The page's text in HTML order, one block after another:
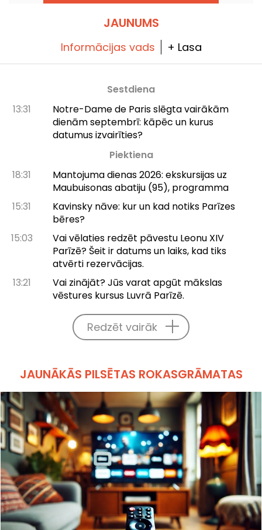
JAUNUMS
Informācijas vads + Lasa
Sestdiena
13:31
Notre-Dame de Paris slēgta vairākām
dienām septembrī: kāpēc un kurus
datumus izvairīties?
Piektiena
18:31
Mantojuma dienas 2026: ekskursijas uz
Maubuisonas abatiju (95), programma
15:31
Kavinsky nāve: kur un kad notiks Parīzes
bēres?
15:03
Vai vēlaties redzēt pāvestu Leonu XIV
Parīzē? Šeit ir datums un laiks, kad tiks
atvērti rezervācijas.
13:21
Vai zinājāt? Jūs varat apgūt mākslas
vēstures kursus Luvrā Parīzē.
Redzēt vairāk
JAUNĀKĀS PILSĒTAS ROKASGRĀMATAS